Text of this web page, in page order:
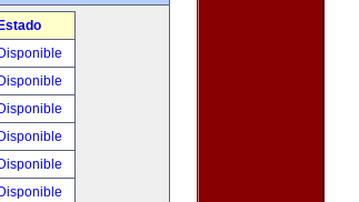
Estado
Disponible
Disponible
Disponible
Disponible
Disponible
Disponible